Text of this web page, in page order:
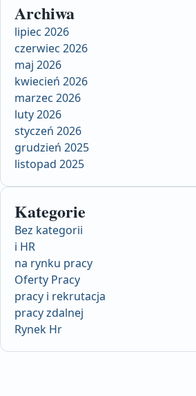
Archiwa
lipiec 2026
czerwiec 2026
maj 2026
kwiecień 2026
marzec 2026
luty 2026
styczeń 2026
grudzień 2025
listopad 2025
Kategorie
Bez kategorii
i HR
na rynku pracy
Oferty Pracy
pracy i rekrutacja
pracy zdalnej
Rynek Hr